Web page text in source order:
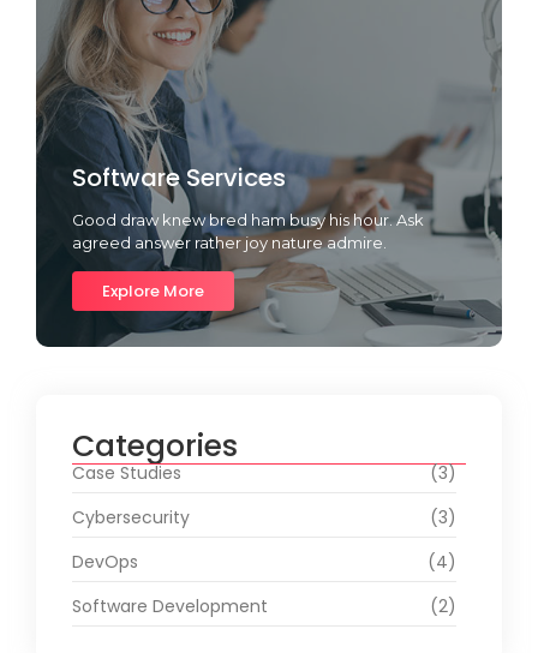
Software Services
Good draw knew bred ham busy his hour. Ask
agreed answer rather joy nature admire.
Explore More
Categories
Case Studies
(3)
Cybersecurity
(3)
DevOps
(4)
Software Development
(2)